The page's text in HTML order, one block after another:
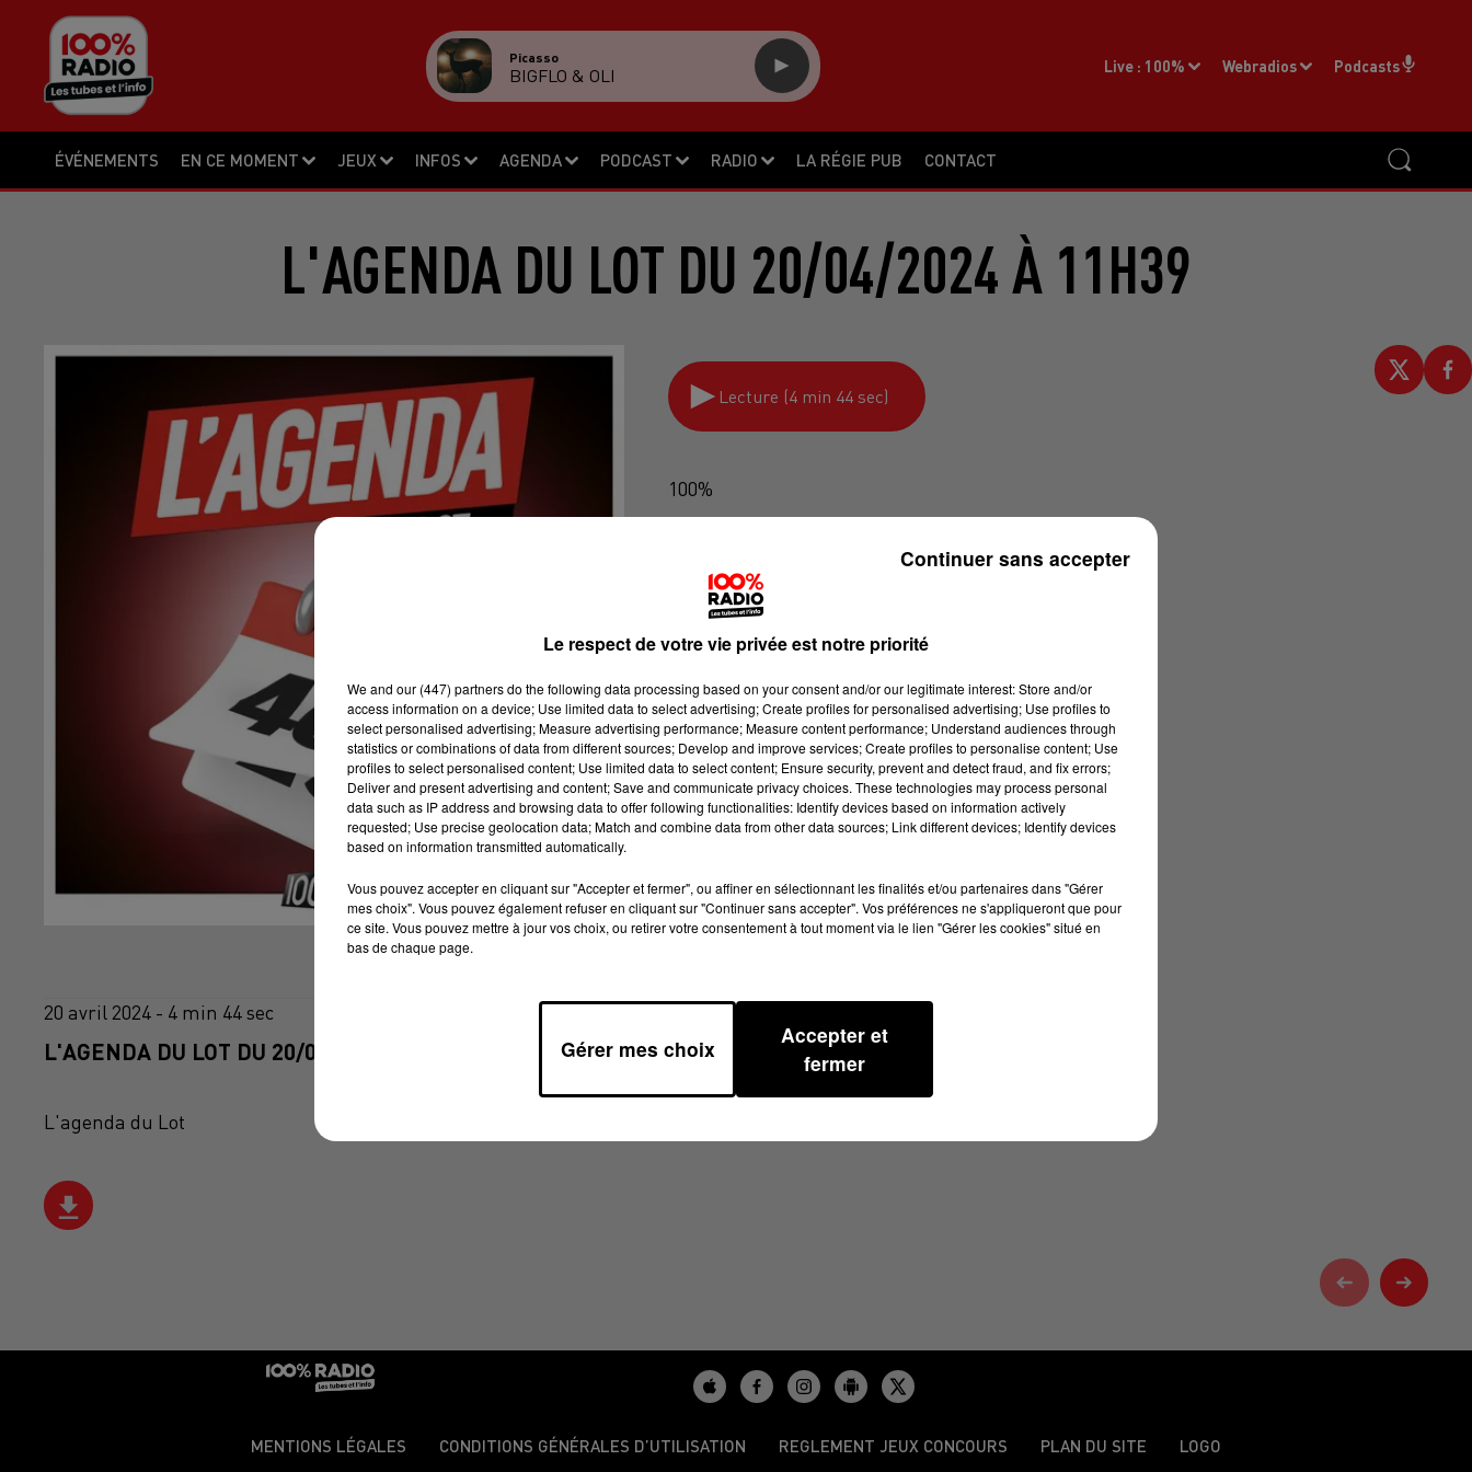
ÉVÉNEMENTS EN CE MOMENT JEUX INFOS AGENDA PODCAST RADIO LA RÉGIE PUB CONTACT
Live : 100% Webradios Podcasts
Picasso
BIGFLO & OLI
L'AGENDA DU LOT DU 20/04/2024 À 11H39
Lecture (4 min 44 sec)
100%
20 avril 2024 - 4 min 44 sec
L'AGENDA DU LOT DU 20/04/2024 À 11H39
L'agenda du Lot
MENTIONS LÉGALES CONDITIONS GÉNÉRALES D’UTILISATION REGLEMENT JEUX CONCOURS PLAN DU SITE LOGO
Le respect de votre vie privée est notre priorité
We and our (447) partnersdo the following data processing based on your consent and/or our legitimate interest: Store and/or
access information on a device; Use limited data to select advertising; Create profiles for personalised advertising; Use profiles to
select personalised advertising; Measure advertising performance; Measure content performance; Understand audiences through
statistics or combinations of data from different sources; Develop and improve services; Create profiles to personalise content; Use
profiles to select personalised content; Use limited data to select content; Ensure security, prevent and detect fraud, and fix errors;
Deliver and present advertising and content; Save and communicate privacy choices. These technologies may process personal
data such as IP address and browsing data to offer following functionalities: Identify devices based on information actively
requested; Use precise geolocation data; Match and combine data from other data sources; Link different devices; Identify devices
based on information transmitted automatically.
Vous pouvez accepter en cliquant sur "Accepter et fermer", ou affiner en sélectionnant les finalités et/ou partenaires dans "Gérer
mes choix". Vous pouvez également refuser en cliquant sur "Continuer sans accepter". Vos préférences ne s'appliqueront que pour
ce site. Vous pouvez mettre à jour vos choix, ou retirer votre consentement à tout moment via le lien "Gérer les cookies" situé en
bas de chaque page.
Gérer mes choix
Accepter et
fermer
Continuer sans accepter